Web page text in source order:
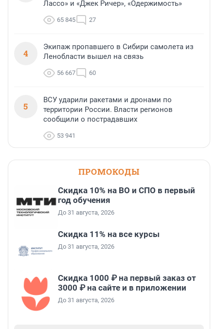
Лассо» и «Джек Ричер», «Одержимость»
65 845 27
4
Экипаж пропавшего в Сибири самолета из
Ленобласти вышел на связь
56 667 60
5
ВСУ ударили ракетами и дронами по
территории России. Власти регионов
сообщили о пострадавших
53 941
ПРОМОКОДЫ
Скидка 10% на ВО и СПО в первый
год обучения
До 31 августа, 2026
Скидка 11% на все курсы
До 31 августа, 2026
Скидка 1000 ₽ на первый заказ от
3000 ₽ на сайте и в приложении
До 31 августа, 2026